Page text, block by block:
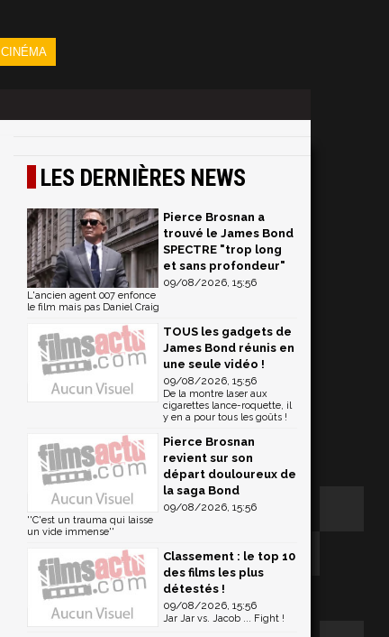
CINÉMA
LES DERNIÈRES NEWS
Pierce Brosnan a
trouvé le James Bond
SPECTRE "trop long
et sans profondeur"
09/08/2026, 15:56
L'ancien agent 007 enfonce
le film mais pas Daniel Craig
TOUS les gadgets de
James Bond réunis en
une seule vidéo !
09/08/2026, 15:56
De la montre laser aux
cigarettes lance-roquette, il
y en a pour tous les goûts !
Pierce Brosnan
revient sur son
départ douloureux de
la saga Bond
09/08/2026, 15:56
''C'est un trauma qui laisse
un vide immense''
Classement : le top 10
des films les plus
détestés !
09/08/2026, 15:56
Jar Jar vs. Jacob ... Fight !